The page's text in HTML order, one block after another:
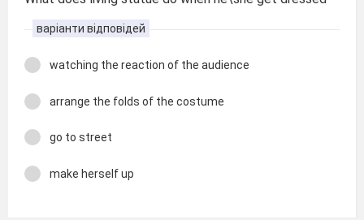
варіанти відповідей
watching the reaction of the audience
arrange the folds of the costume
go to street
make herself up